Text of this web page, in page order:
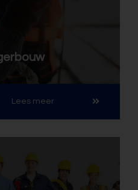
Lees meer